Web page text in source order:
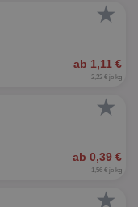
★
ab 1,11 €
2,22 € je kg
★
ab 0,39 €
1,56 € je kg
★